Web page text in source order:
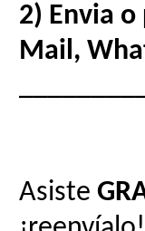
2) Envia
Mail,
Asiste